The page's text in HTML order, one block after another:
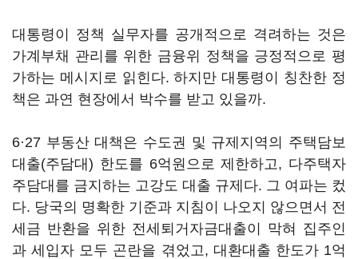
대통령이 정책 실무자를 공개적으로 격려하는 것은
가계부채 관리를 위한 금융위 정책을 긍정적으로 평
가하는 메시지로 읽힌다. 하지만 대통령이 칭찬한 정
책은 과연 현장에서 박수를 받고 있을까.
6·27 부동산 대책은 수도권 및 규제지역의 주택담보
대출(주담대) 한도를 6억원으로 제한하고, 다주택자
주담대를 금지하는 고강도 대출 규제다. 그 여파는 컸
다. 당국의 명확한 기준과 지침이 나오지 않으면서 전
세금 반환을 위한 전세퇴거자금대출이 막혀 집주인
과 세입자 모두 곤란을 겪었고, 대환대출 한도가 1억